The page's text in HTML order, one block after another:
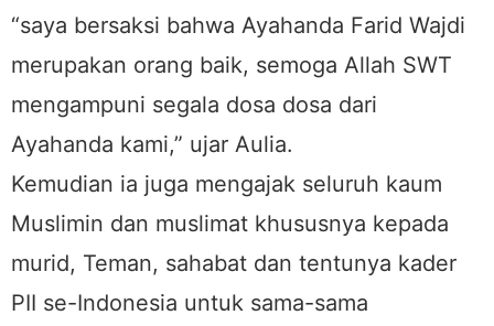
“saya bersaksi bahwa Ayahanda Farid Wajdi
merupakan orang baik, semoga Allah SWT
mengampuni segala dosa dosa dari
Ayahanda kami,” ujar Aulia.
Kemudian ia juga mengajak seluruh kaum
Muslimin dan muslimat khususnya kepada
murid, Teman, sahabat dan tentunya kader
PII se-Indonesia untuk sama-sama